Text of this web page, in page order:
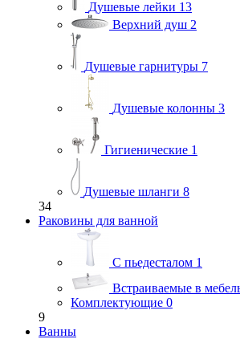
Душевые лейки 13
Верхний душ 2
Душевые гарнитуры 7
Душевые колонны 3
Гигиенические 1
Душевые шланги 8
34
Раковины для ванной
С пьедесталом 1
Встраиваемые в
Комплектующие 0
9
Ванны